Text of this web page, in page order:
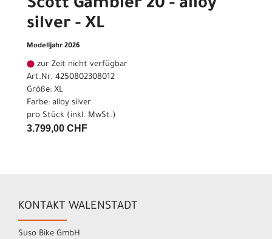
Scott Gambler 20 - alloy
silver - XL
Modelljahr 2026
zur Zeit nicht verfügbar
Art.Nr. 4250802308012
Größe: XL
Farbe: alloy silver
pro Stück (inkl. MwSt.)
3.799,00 CHF
KONTAKT WALENSTADT
Suso Bike GmbH